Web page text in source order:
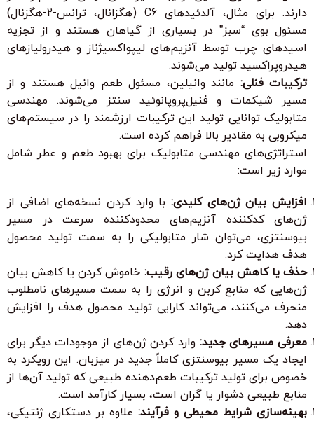
دارند. برای مثال، آلدئیدهای C6 (هگزانال، ترانس-2-هگزنال)
مسئول بوی “سبز” در بسیاری از گیاهان هستند و از تجزیه
اسیدهای چرب توسط آنزیم‌های لیپواکسیژناز و هیدرولیازهای
هیدروپراکسید تولید می‌شوند.
ترکیبات فنلی: مانند وانیلین، مسئول طعم وانیل هستند و از
مسیر شیکمات و فنیل‌پروپانوئید سنتز می‌شوند. مهندسی
متابولیک توانایی تولید این ترکیبات ارزشمند را در سیستم‌های
میکروبی به مقادیر بالا فراهم کرده است.
استراتژی‌های مهندسی متابولیک برای بهبود طعم و عطر شامل
موارد زیر است:
افزایش بیان ژن‌های کلیدی: با وارد کردن نسخه‌های اضافی از
ژن‌های کدکننده آنزیم‌های محدودکننده سرعت در مسیر
بیوسنتزی، می‌توان شار متابولیکی را به سمت تولید محصول
هدف هدایت کرد.
حذف یا کاهش بیان ژن‌های رقیب: خاموش کردن یا کاهش بیان
ژن‌هایی که منابع کربن و انرژی را به سمت مسیرهای نامطلوب
منحرف می‌کنند، می‌تواند کارایی تولید محصول هدف را افزایش
دهد.
معرفی مسیرهای جدید: وارد کردن ژن‌های از موجودات دیگر برای
ایجاد یک مسیر بیوسنتزی کاملاً جدید در میزبان. این رویکرد به
خصوص برای تولید ترکیبات طعم‌دهنده طبیعی که تولید آن‌ها از
منابع طبیعی دشوار یا گران است، بسیار کارآمد است.
بهینه‌سازی شرایط محیطی و فرآیند: علاوه بر دستکاری ژنتیکی،